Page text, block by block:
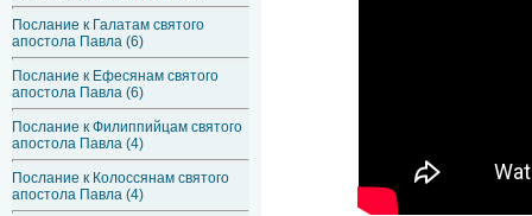
Послание к Галатам святого
апостола Павла (6)
Послание к Ефесянам святого
апостола Павла (6)
Послание к Филиппийцам святого
апостола Павла (4)
Послание к Колоссянам святого
апостола Павла (4)